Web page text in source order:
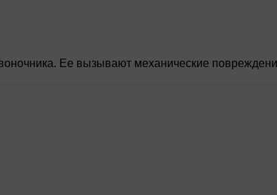
Ее вызывают механические